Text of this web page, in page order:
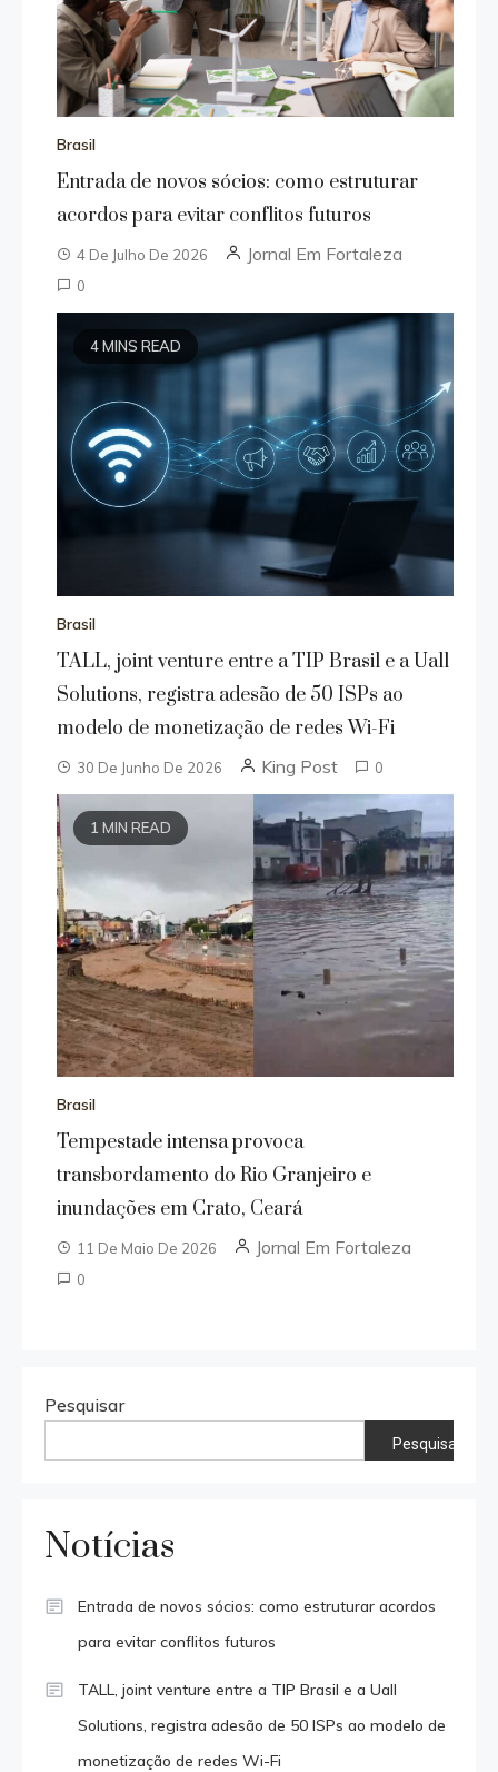
Brasil
Entrada de novos sócios: como estruturar
acordos para evitar conflitos futuros
4 De Julho De 2026 Jornal Em Fortaleza
0
4 MINS READ
Brasil
TALL, joint venture entre a TIP Brasil e a Uall
Solutions, registra adesão de 50 ISPs ao
modelo de monetização de redes Wi-Fi
30 De Junho De 2026 King Post 0
1 MIN READ
Brasil
Tempestade intensa provoca
transbordamento do Rio Granjeiro e
inundações em Crato, Ceará
11 De Maio De 2026 Jornal Em Fortaleza
0
Pesquisar
Pesquisar
Notícias
Entrada de novos sócios: como estruturar acordos
para evitar conflitos futuros
TALL, joint venture entre a TIP Brasil e a Uall
Solutions, registra adesão de 50 ISPs ao modelo de
monetização de redes Wi-Fi